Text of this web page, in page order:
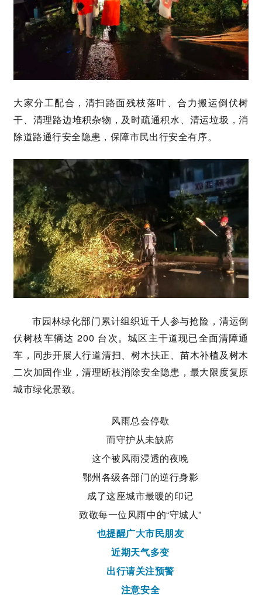
大家分工配合，清扫路面残枝落叶、合力搬运倒伏树
干、清理路边堆积杂物，及时疏通积水、清运垃圾，消
除道路通行安全隐患，保障市民出行安全有序。
市园林绿化部门累计组织近千人参与抢险，清运倒
伏树枝车辆达 200 台次。城区主干道现已全面清障通
车，同步开展人行道清扫、树木扶正、苗木补植及树木
二次加固作业，清理断枝消除安全隐患，最大限度复原
城市绿化景致。
风雨总会停歇
而守护从未缺席
这个被风雨浸透的夜晚
鄂州各级各部门的逆行身影
成了这座城市最暖的印记
致敬每一位风雨中的“守城人”
也提醒广大市民朋友
近期天气多变
出行请关注预警
注意安全